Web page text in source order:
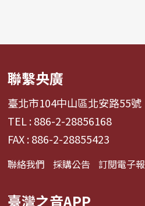
聯繫央廣
臺北市104中山區北安路55號
TEL : 886-2-28856168
FAX : 886-2-28855423
聯絡我們 採購公告 訂閱電子報
臺灣之音APP